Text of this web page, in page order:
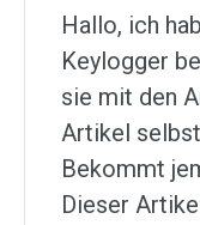
Hallo, ich
Keylogger
sie mit den
Artikel
Bekommt
Dieser